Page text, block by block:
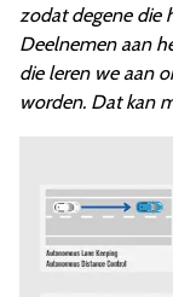
zodat degene die
Deelnemen aan
die leren we aan
worden. Dat kan